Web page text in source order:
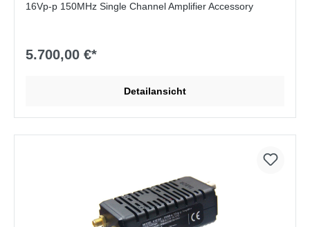
16Vp-p 150MHz Single Channel Amplifier Accessory
5.700,00 €*
Detailansicht